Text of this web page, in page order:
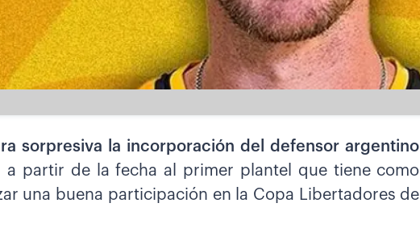
sorpresiva la incorporación del defensor argentino
a partir de la fecha al primer plantel que tiene como
una buena participación en la Copa Libertadores de